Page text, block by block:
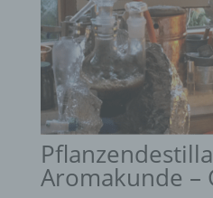
Aromakunde –